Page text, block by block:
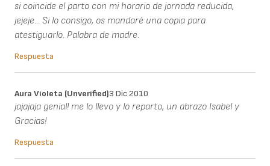
si coincide el parto con mi horario de jornada reducida,
jejeje... Si lo consigo, os mandaré una copia para
atestiguarlo. Palabra de madre.
Respuesta
Aura Violeta (unverified)3 Dic 2010
jajajaja genial! me lo llevo y lo reparto, un abrazo Isabel y
Gracias!
Respuesta